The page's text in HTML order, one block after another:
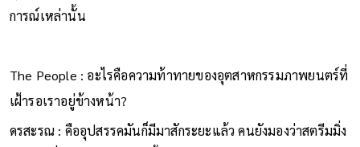
การณ์เหล่านั้น
The People : อะไรคือความท้าทายของอุตสาหกรรมภาพยนตร์ที่
เฝ้ารอเราอยู่ข้างหน้า?
ดรสะรณ : คืออุปสรรคมันก็มีมาสักระยะแล้ว คนยังมองว่าสตรีมมิ่ง